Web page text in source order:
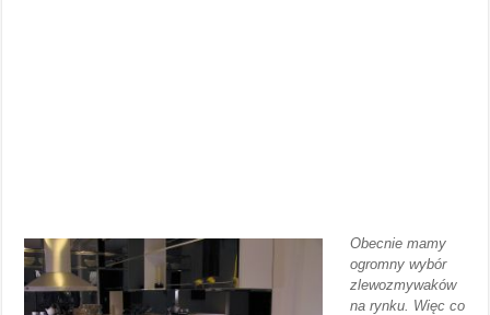
Obecnie mamy
ogromny wybór
zlewozmywaków
na rynku. Więc co